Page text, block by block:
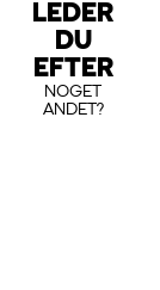
LEDER
DU
EFTER
NOGET
ANDET?